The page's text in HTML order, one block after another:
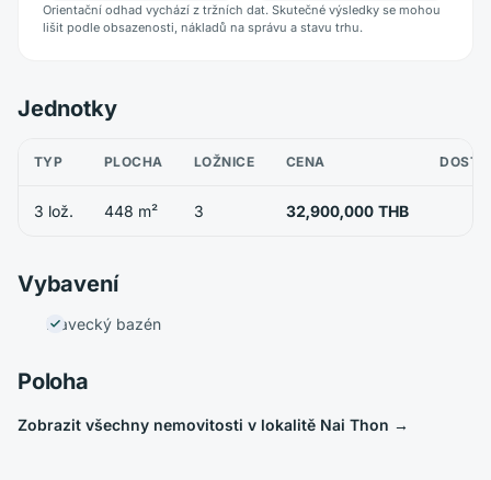
Orientační odhad vychází z tržních dat. Skutečné výsledky se mohou
lišit podle obsazenosti, nákladů na správu a stavu trhu.
Jednotky
TYP PLOCHA LOŽNICE CENA
3 lož. 448 m² 3 32,900,000 THB
Vybavení
Plavecký bazén
Poloha
Zobrazit všechny nemovitosti v lokalitě Nai Thon →